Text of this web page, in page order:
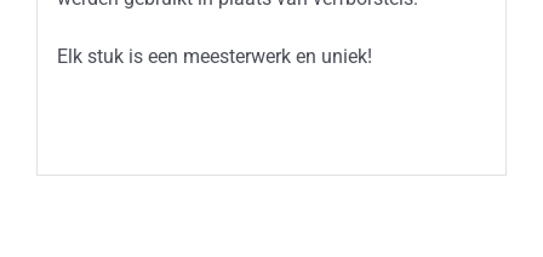
Elk stuk is een meesterwerk en uniek!